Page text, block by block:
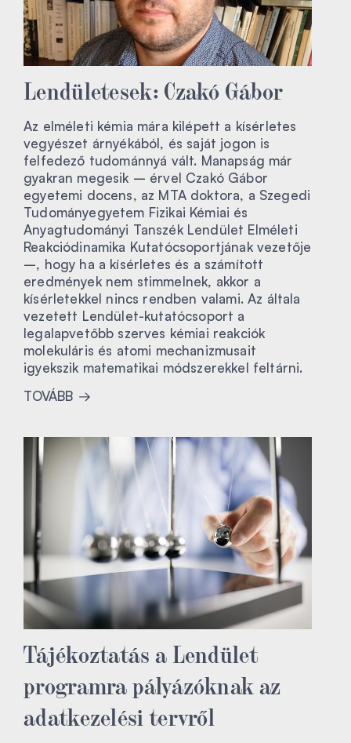
Lendületesek: Czakó Gábor
Az elméleti kémia mára kilépett a kísérletes
vegyészet árnyékából, és saját jogon is
felfedező tudománnyá vált. Manapság már
gyakran megesik – érvel Czakó Gábor
egyetemi docens, az MTA doktora, a Szegedi
Tudományegyetem Fizikai Kémiai és
Anyagtudományi Tanszék Lendület Elméleti
Reakciódinamika Kutatócsoportjának vezetője
–, hogy ha a kísérletes és a számított
eredmények nem stimmelnek, akkor a
kísérletekkel nincs rendben valami. Az általa
vezetett Lendület-kutatócsoport a
legalapvetőbb szerves kémiai reakciók
molekuláris és atomi mechanizmusait
igyekszik matematikai módszerekkel feltárni.
TOVÁBB
Tájékoztatás a Lendület
programra pályázóknak az
adatkezelési tervről